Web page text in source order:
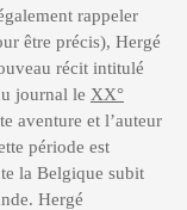
rappeler
être précis), Hergé
récit intitulé
journal le XX°
aventure et l’auteur
période est
la Belgique subit
Hergé